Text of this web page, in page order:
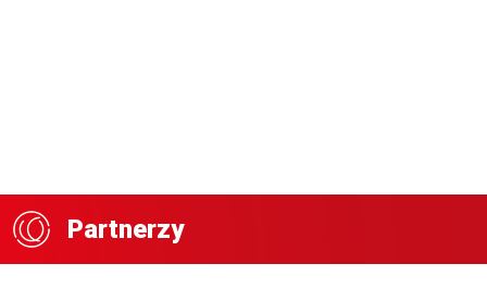
Partnerzy